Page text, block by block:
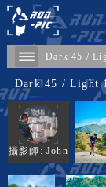
Dark 45 /
Dark 45 / Light
攝影師: John